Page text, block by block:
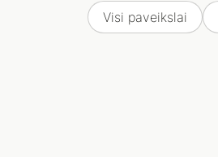
Visi paveikslai